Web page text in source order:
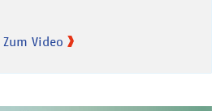
Zum Video